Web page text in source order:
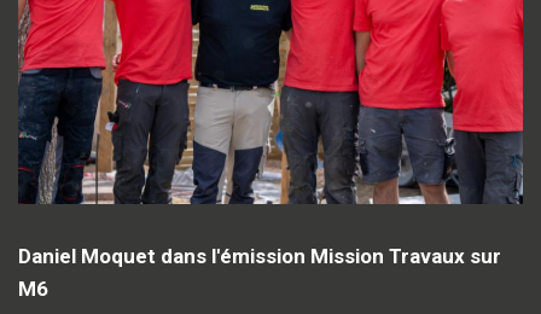
Daniel Moquet dans l'émission Mission Travaux sur
M6